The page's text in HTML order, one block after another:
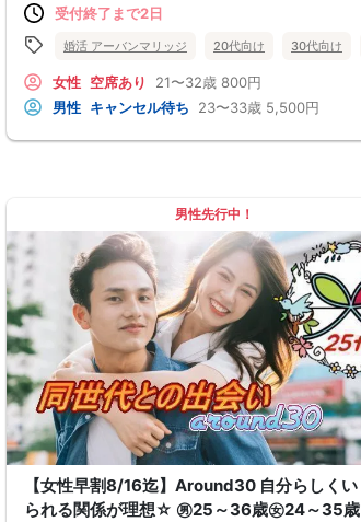
福知山市
受付終了まで2日
婚活 アーバンマリッジ 20代向け 30代向け
女性 空席あり 21〜32歳 800円
男性 キャンセル待ち 23〜33歳 5,500円
男性先行中！
【女性早割8/16迄】Around30 自分らしくい
られる関係が理想☆ ㊚25～36歳㊛24～35歳